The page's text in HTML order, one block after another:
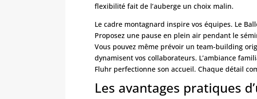
flexibilité fait de l’auberge un choix malin.
Le cadre montagnard inspire vos équipes. Le
Proposez une pause en plein air pendant le
Vous pouvez même prévoir un team-building
dynamisent vos collaborateurs. L’ambiance
Fluhr perfectionne son accueil. Chaque détail
Les avantages pratiques